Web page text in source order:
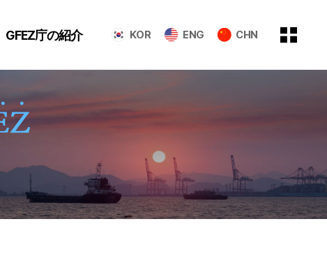
KOR ENG CHN
GFEZ庁の紹介